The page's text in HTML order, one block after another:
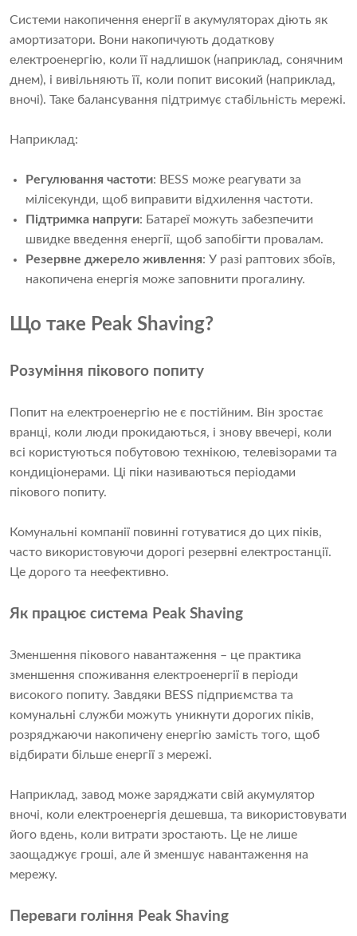
Системи накопичення енергії в акумуляторах діють як
амортизатори. Вони накопичують додаткову
електроенергію, коли її надлишок (наприклад, сонячним
днем), і вивільняють її, коли попит високий (наприклад,
вночі). Таке балансування підтримує стабільність мережі.
Наприклад:
Регулювання частоти: BESS може реагувати за
мілісекунди, щоб виправити відхилення частоти.
Підтримка напруги: Батареї можуть забезпечити
швидке введення енергії, щоб запобігти провалам.
Резервне джерело живлення: У разі раптових збоїв,
накопичена енергія може заповнити прогалину.
Що таке Peak Shaving?
Розуміння пікового попиту
Попит на електроенергію не є постійним. Він зростає
вранці, коли люди прокидаються, і знову ввечері, коли
всі користуються побутовою технікою, телевізорами та
кондиціонерами. Ці піки називаються періодами
пікового попиту.
Комунальні компанії повинні готуватися до цих піків,
часто використовуючи дорогі резервні електростанції.
Це дорого та неефективно.
Як працює система Peak Shaving
Зменшення пікового навантаження – це практика
зменшення споживання електроенергії в періоди
високого попиту. Завдяки BESS підприємства та
комунальні служби можуть уникнути дорогих піків,
розряджаючи накопичену енергію замість того, щоб
відбирати більше енергії з мережі.
Наприклад, завод може заряджати свій акумулятор
вночі, коли електроенергія дешевша, та використовувати
його вдень, коли витрати зростають. Це не лише
заощаджує гроші, але й зменшує навантаження на
мережу.
Переваги гоління Peak Shaving